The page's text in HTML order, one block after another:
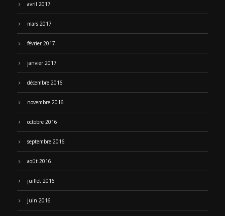
avril 2017
mars 2017
février 2017
janvier 2017
décembre 2016
novembre 2016
octobre 2016
septembre 2016
août 2016
juillet 2016
juin 2016